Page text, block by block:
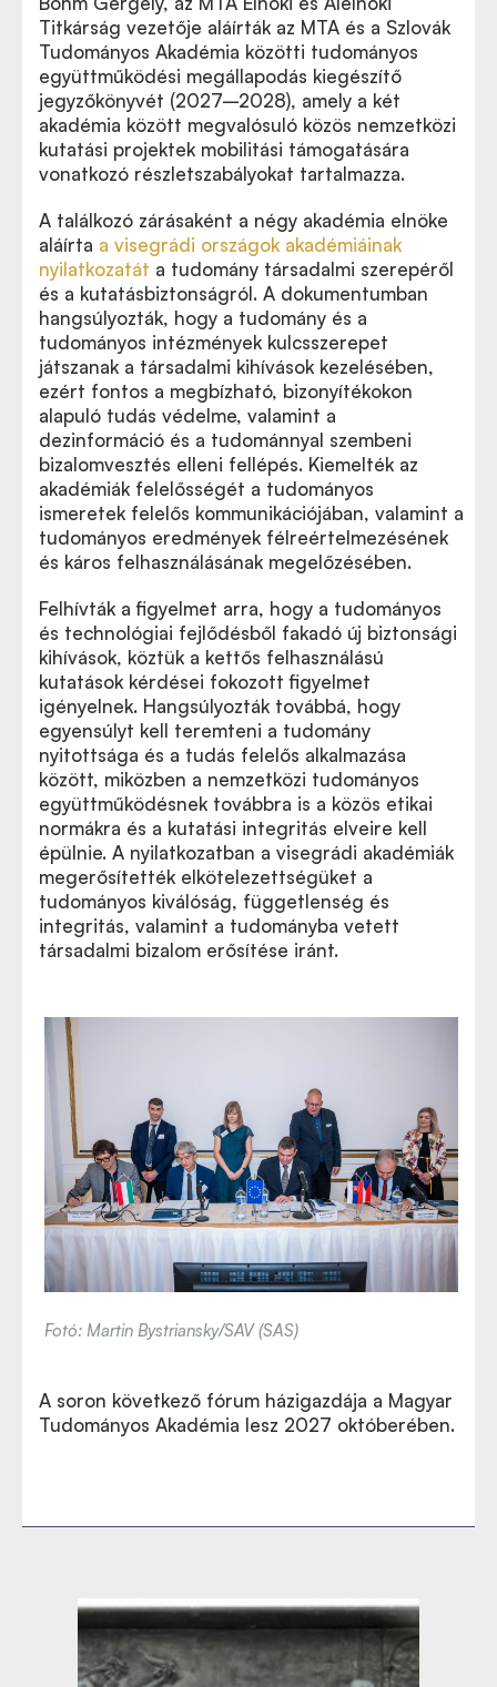
Titkárság vezetője aláírták az MTA és a Szlovák
Tudományos Akadémia közötti tudományos
együttműködési megállapodás kiegészítő
jegyzőkönyvét (2027–2028), amely a két
akadémia között megvalósuló közös nemzetközi
kutatási projektek mobilitási támogatására
vonatkozó részletszabályokat tartalmazza.
A találkozó zárásaként a négy akadémia elnöke
aláírta a visegrádi országok akadémiáinak
nyilatkozatát a tudomány társadalmi szerepéről
és a kutatásbiztonságról. A dokumentumban
hangsúlyozták, hogy a tudomány és a
tudományos intézmények kulcsszerepet
játszanak a társadalmi kihívások kezelésében,
ezért fontos a megbízható, bizonyítékokon
alapuló tudás védelme, valamint a
dezinformáció és a tudománnyal szembeni
bizalomvesztés elleni fellépés. Kiemelték az
akadémiák felelősségét a tudományos
ismeretek felelős kommunikációjában, valamint a
tudományos eredmények félreértelmezésének
és káros felhasználásának megelőzésében.
Felhívták a figyelmet arra, hogy a tudományos
és technológiai fejlődésből fakadó új biztonsági
kihívások, köztük a kettős felhasználású
kutatások kérdései fokozott figyelmet
igényelnek. Hangsúlyozták továbbá, hogy
egyensúlyt kell teremteni a tudomány
nyitottsága és a tudás felelős alkalmazása
között, miközben a nemzetközi tudományos
együttműködésnek továbbra is a közös etikai
normákra és a kutatási integritás elveire kell
épülnie. A nyilatkozatban a visegrádi akadémiák
megerősítették elkötelezettségüket a
tudományos kiválóság, függetlenség és
integritás, valamint a tudományba vetett
társadalmi bizalom erősítése iránt.
Fotó: Martin Bystriansky/SAV (SAS)
A soron következő fórum házigazdája a Magyar
Tudományos Akadémia lesz 2027 októberében.